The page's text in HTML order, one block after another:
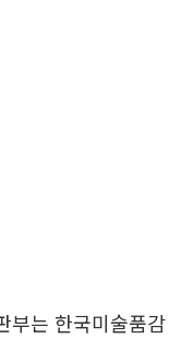
부는 한국미술품감